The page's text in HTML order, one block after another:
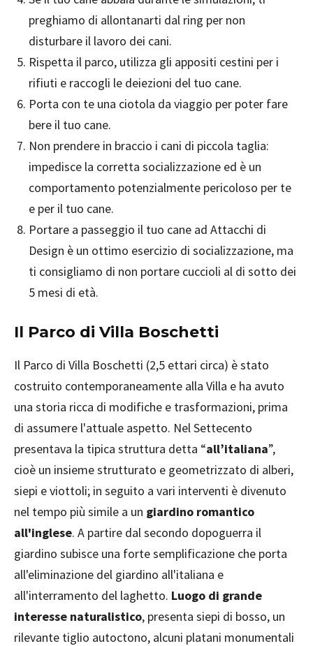
preghiamo di allontanarti dal ring per non
disturbare il lavoro dei cani.
Rispetta il parco, utilizza gli appositi cestini per i
rifiuti e raccogli le deiezioni del tuo cane.
Porta con te una ciotola da viaggio per poter fare
bere il tuo cane.
Non prendere in braccio i cani di piccola taglia:
impedisce la corretta socializzazione ed è un
comportamento potenzialmente pericoloso per te
e per il tuo cane.
Portare a passeggio il tuo cane ad Attacchi di
Design è un ottimo esercizio di socializzazione, ma
ti consigliamo di non portare cuccioli al di sotto dei
5 mesi di età.
Il Parco di Villa Boschetti
Il Parco di Villa Boschetti (2,5 ettari circa) è stato
costruito contemporaneamente alla Villa e ha avuto
una storia ricca di modifiche e trasformazioni, prima
di assumere l'attuale aspetto. Nel Settecento
presentava la tipica struttura detta “all’italiana”,
cioè un insieme strutturato e geometrizzato di alberi,
siepi e viottoli; in seguito a vari interventi è divenuto
nel tempo più simile a un giardino romantico
all'inglese. A partire dal secondo dopoguerra il
giardino subisce una forte semplificazione che porta
all'eliminazione del giardino all'italiana e
all'interramento del laghetto. Luogo di grande
interesse naturalistico, presenta siepi di bosso, un
rilevante tiglio autoctono, alcuni platani monumentali